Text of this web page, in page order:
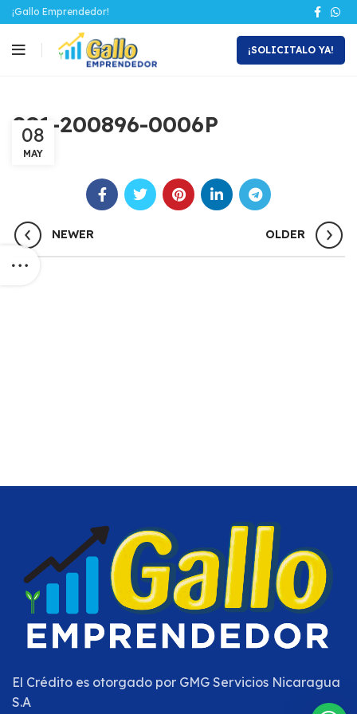
¡Gallo Emprendedor!
¡SOLICITALO YA!
081-200896-0006P
08
MAY
NEWER OLDER
El Crédito es otorgado por GMG Servicios Nicaragua
S.A